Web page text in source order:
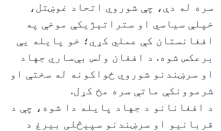
سره له دې، چې شوروي اتحاد غوښتل،
خپلې سیاسي او ستراتېژیکې موخې په
افغانستان کې عملي کړي؛ خو پایله یې
برعکس شوه. د افغان ولس بې‌ساري جهاد
او سرښندنو شوروي ځواکونه له سختې او
شرموونکې ماتې سره مخ کړل.
د افغانانو د جهاد پایله دا شوه، چې د
قربانیو او سرښندنو سپېڅلی بیرغ د